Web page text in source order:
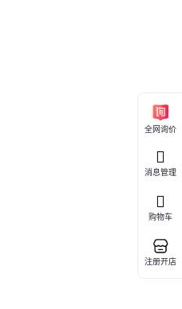
全网询价
消息管理
购物车
注册开店